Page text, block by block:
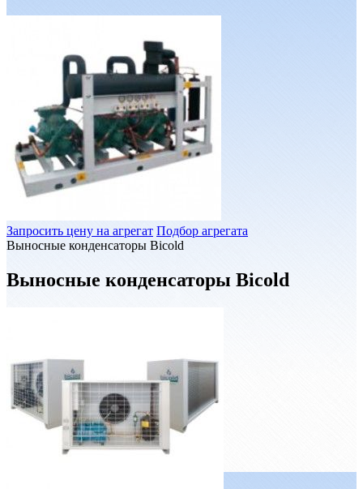
Запросить цену на агрегат Подбор агрегата
Выносные конденсаторы Bicold
Выносные конденсаторы Bicold